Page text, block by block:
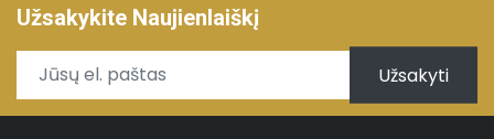
Užsakykite Naujienlaiškį
Užsakyti